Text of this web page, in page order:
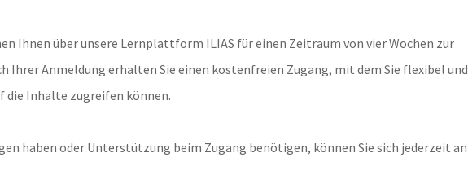
Ihnen über unsere Lernplattform ILIAS für einen Zeitraum von vier Wochen zur
Ihrer Anmeldung erhalten Sie einen kostenfreien Zugang, mit dem Sie flexibel und
die Inhalte zugreifen können.
haben oder Unterstützung beim Zugang benötigen, können Sie sich jederzeit an